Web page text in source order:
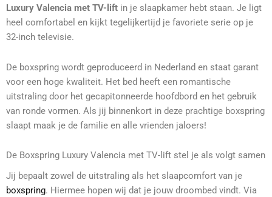
Luxury Valencia met TV-lift in je slaapkamer hebt staan. Je ligt
heel comfortabel en kijkt tegelijkertijd je favoriete serie op je
32-inch televisie.
De boxspring wordt geproduceerd in Nederland en staat garant
voor een hoge kwaliteit. Het bed heeft een romantische
uitstraling door het gecapitonneerde hoofdbord en het gebruik
van ronde vormen. Als jij binnenkort in deze prachtige boxspring
slaapt maak je de familie en alle vrienden jaloers!
De Boxspring Luxury Valencia met TV-lift stel je als volgt samen
Jij bepaalt zowel de uitstraling als het slaapcomfort van je
boxspring. Hiermee hopen wij dat je jouw droombed vindt. Via